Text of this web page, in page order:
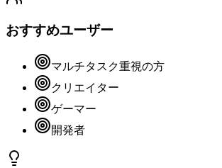
おすすめユーザー
マルチタスク重視の方
クリエイター
ゲーマー
開発者